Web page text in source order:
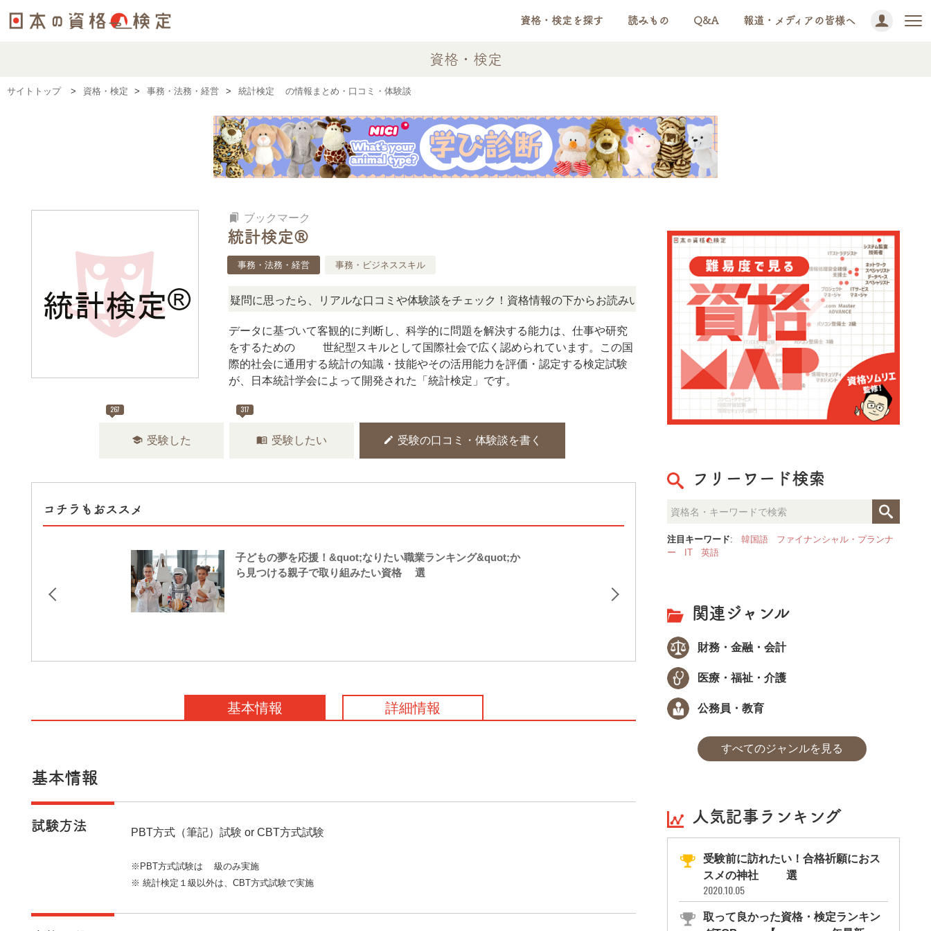
資格・検定を探す 読みもの Q&A 報道・メディアの皆様へ
資格・検定
サイトトップ 資格・検定 事務・法務・経営 統計検定®の情報まとめ・口コミ・体験談
bookmarks ブックマーク
統計検定®
事務・法務・経営 事務・ビジネススキル
検定、難しい？」「どんな試験？」と疑問に思ったら、リアルな口コミや体験談をチェック！資格情報の下からお読みいただけます。 NEWS! 「この検定、難しい？」「どんな試験？
データに基づいて客観的に判断し、科学的に問題を解決する能力は、仕事や研究
をするための21世紀型スキルとして国際社会で広く認められています。この国
際的社会に通用する統計の知識・技能やその活用能力を評価・認定する検定試験
が、日本統計学会によって開発された「統計検定」です。
267
school 受験した
317
menu_book 受験したい edit 受験の口コミ・体験談を書く
コチラもおススメ
子どもの夢を応援！&quot;なりたい職業ランキング&quot;か
ら見つける親子で取り組みたい資格5選
ビジネス数学検定
する検定です。数学力を「把握力・分析力・
選択力・表現力・予測力」の5つの力に分類
形で出題することによって、これらの力の習
熟度を測ります。
基本情報 詳細情報
基本情報
試験方法 PBT方式（筆記）試験 or CBT方式試験
※PBT方式試験は1級のみ実施
※ 統計検定１級以外は、CBT方式試験で実施
フリーワード検索
注目キーワード: 韓国語
ファイナンシャル・プランナ
ー
IT 英語
関連ジャンル
財務・金融・会計
医療・福祉・介護
公務員・教育
すべてのジャンルを見る
人気記事ランキング
受験前に訪れたい！合格祈願におス
スメの神社11選
2020.10.05
取って良かった資格・検定ランキン